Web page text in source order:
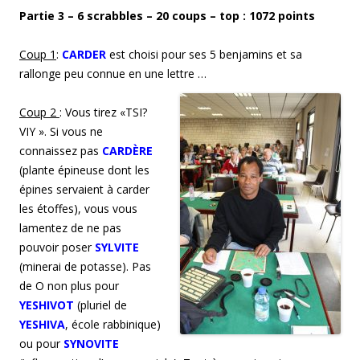
Partie 3 – 6 scrabbles – 20 coups – top : 1072 points
Coup 1: CARDER est choisi pour ses 5 benjamins et sa
rallonge peu connue en une lettre …
Coup 2 : Vous tirez «TSI?
VIY ». Si vous ne
connaissez pas CARDÈRE
(plante épineuse dont les
épines servaient à carder
les étoffes), vous vous
lamentez de ne pas
pouvoir poser SYLVITE
(minerai de potasse). Pas
de O non plus pour
YESHIVOT (pluriel de
YESHIVA, école rabbinique)
ou pour SYNOVITE